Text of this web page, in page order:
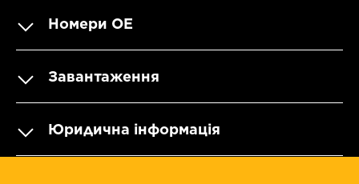
Номери OE
Завантаження
Юридична інформація